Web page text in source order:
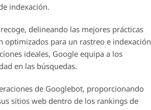
indexación.
delineando las mejores prácticas
optimizados para un rastreo e indexación
ideales, Google equipa a los
en las búsquedas.
de Googlebot, proporcionando
sitios web dentro de los rankings de